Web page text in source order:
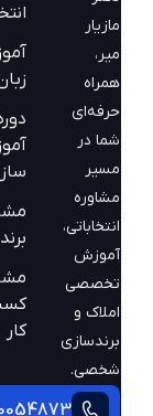
مازیار
همراه
حرفه‌ای
شما در
مسیر
مشاوره
انتخاباتی،
آموزش
تخصصی
املاک و
برندسازی
شخصی.
آموزش
زبان
آموزشی
سازمانی
مشاوره
برندینگ
مشاوره
کسب و